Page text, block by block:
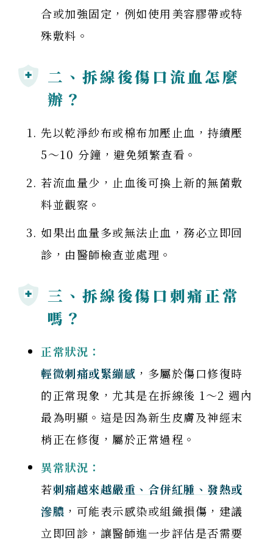
合或加強固定，例如使用美容膠帶或特
殊敷料。
二、拆線後傷口流血怎麼
辦？
先以乾淨紗布或棉布加壓止血，持續壓
5～10 分鐘，避免頻繁查看。
若流血量少，止血後可換上新的無菌敷
料並觀察。
如果出血量多或無法止血，務必立即回
診，由醫師檢查並處理。
三、拆線後傷口刺痛正常
嗎？
正常狀況：
輕微刺痛或緊繃感 ，多屬於傷口修復時
的正常現象，尤其是在拆線後 1～2 週內
最為明顯。這是因為新生皮膚及神經末
梢正在修復，屬於正常過程。
異常狀況：
若刺痛越來越嚴重、合併紅腫、發熱或
滲膿 ，可能表示感染或組織損傷，建議
立即回診，讓醫師進一步評估是否需要